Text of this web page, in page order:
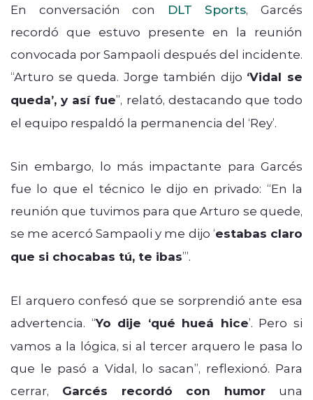
En conversación con DLT Sports, Garcés
recordó que estuvo presente en la reunión
convocada por Sampaoli después del incidente.
“Arturo se queda. Jorge también dijo ‘Vidal se
queda’, y así fue”, relató, destacando que todo
el equipo respaldó la permanencia del ‘Rey’.
Sin embargo, lo más impactante para Garcés
fue lo que el técnico le dijo en privado: “En la
reunión que tuvimos para que Arturo se quede,
se me acercó Sampaoli y me dijo ‘estabas claro
que si chocabas tú, te ibas’”.
El arquero confesó que se sorprendió ante esa
advertencia. “Yo dije ‘qué hueá hice’. Pero si
vamos a la lógica, si al tercer arquero le pasa lo
que le pasó a Vidal, lo sacan”, reflexionó. Para
cerrar, Garcés recordó con humor una